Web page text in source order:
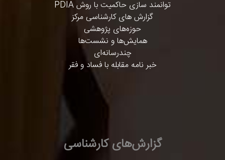
توانمند سازی حاکمیت با روش PDIA
گزارش های کارشناسی مرکز
حوزه‌های پژوهشی
همایش‌ها و نشست‌ها
چندرسانه‌ای
خبر نامه مقابله با فساد و فقر
گزارش‌های کارشناسی